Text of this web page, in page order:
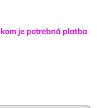
je potrebná platba